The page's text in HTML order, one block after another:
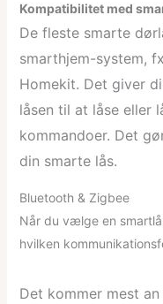
Kompatibilitet med
De fleste smarte
smarthjem-system,
Homekit. Det giver
låsen til at låse eller
kommandoer. Det
din smarte lås.
Bluetooth & Zigbee
Når du vælge en
hvilken
Det kommer mest